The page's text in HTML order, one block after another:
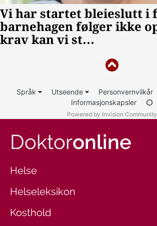
Språk Utseende Personvernvilkår
Informasjonskapsler
Powered by Invision Community
Doktoronline
Helse
Helseleksikon
Kosthold